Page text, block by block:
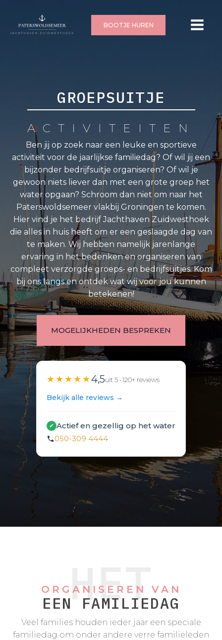
BOOTJE HUREN
GROEPSUITJE
ACTIVITEITEN
Ben jij op zoek naar een leuke en sportieve
activiteit voor de jaarlijkse familiedag? Of wil jij een
bijzonder bedrijfsuitje organiseren? Of wil je
gewoon niets liever dan met een grote groep het
water opgaan? Schroom dan niet om naar het
Paterswoldsemeer vlakbij Groningen te komen.
Hier vind je het bedrijf Jachthaven Zuidwesthoek
die alles in huis heeft om er een geslaagde dag van
te maken. Wij hebben namelijk jarenlange
ervaring in het bedenken en organiseren van
compleet verzorgde groeps- en bedrijfsuitjes. Kom
bij ons langs en ontdek wat wij voor jou kunnen
betekenen!
MOGELIJKHEDEN BESPREKEN
★★★★★4,5uit 5 • 120+ reviews
Bekijk alle reviews →
✔ Actief en gezellig op het water
050-309 4444
HET
ORGANISEREN VAN
EEN FAMILIEDAG
Veel families houden ieder jaar een speciale
familiedag om onder andere verre familieleden